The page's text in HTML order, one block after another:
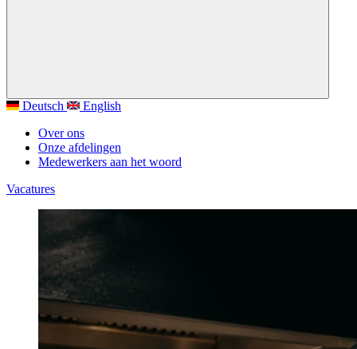
Deutsch
English
Over ons
Onze afdelingen
Medewerkers aan het woord
Vacatures